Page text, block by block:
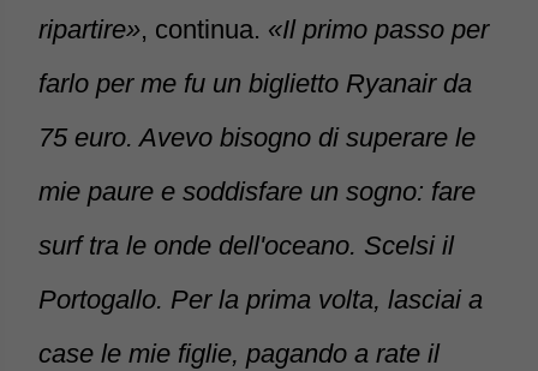
ripartire», continua. «Il primo passo per
farlo per me fu un biglietto Ryanair da
75 euro. Avevo bisogno di superare le
mie paure e soddisfare un sogno: fare
surf tra le onde dell'oceano. Scelsi il
Portogallo. Per la prima volta, lasciai a
case le mie figlie, pagando a rate il